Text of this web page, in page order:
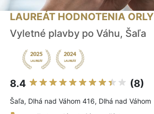
LAUREÁT HODNOTENIA ORLY
Vyletné plavby po Váhu, Šaľa
8.4 (8)
Šaľa, Dlhá nad Váhom 416, Dlhá nad Váhom